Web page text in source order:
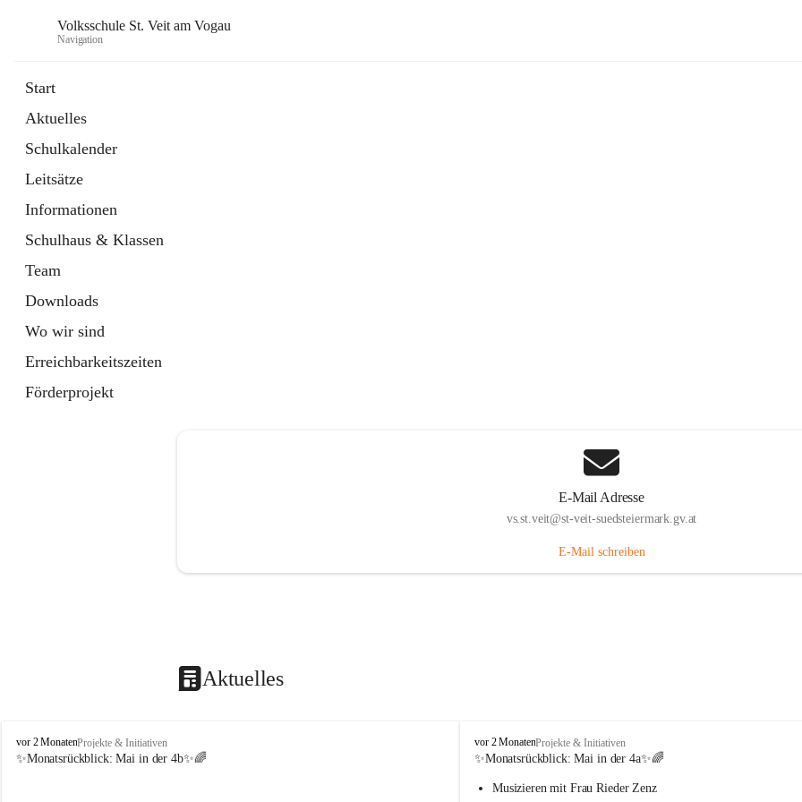
Volksschule St. Veit am Vogau
Navigation
Start
Aktuelles
Schulkalender
Leitsätze
Informationen
Schulhaus & Klassen
Team
Downloads
Wo wir sind
Erreichbarkeitszeiten
Förderprojekt
E-Mail Adresse
vs.st.veit@st-veit-suedsteiermark.gv.at
E-Mail schreiben
Aktuelles
V
o
vor 2 MonatenProjekte & Initiativen
✨Monatsrückblick: Mai in der 4b✨🌈
V
o
k
vor 2 MonatenProjekte & Initiativen
✨Monatsrückblick: Mai in der 4a✨🌈
Musizieren mit Frau Rieder Zenz